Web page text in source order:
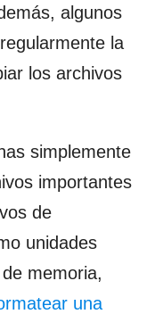
algunos
la
los archivos
simplemente
importantes
de
unidades
memoria,
una